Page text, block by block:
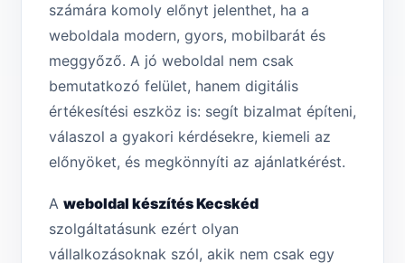
számára komoly előnyt jelenthet, ha a
weboldala modern, gyors, mobilbarát és
meggyőző. A jó weboldal nem csak
bemutatkozó felület, hanem digitális
értékesítési eszköz is: segít bizalmat építeni,
válaszol a gyakori kérdésekre, kiemeli az
előnyöket, és megkönnyíti az ajánlatkérést.
A weboldal készítés Kecskéd
szolgáltatásunk ezért olyan
vállalkozásoknak szól, akik nem csak egy